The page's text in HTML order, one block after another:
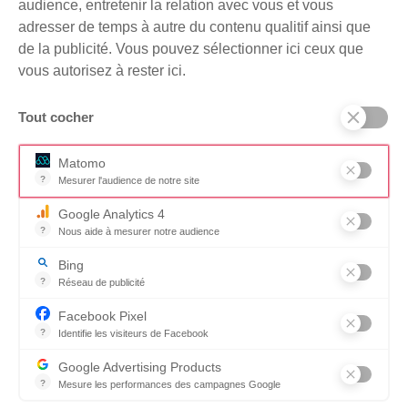
audience, entretenir la relation avec vous et vous
adresser de temps à autre du contenu qualitif ainsi que
de la publicité. Vous pouvez sélectionner ici ceux que
vous autorisez à rester ici.
Tout cocher
?
Matomo
Mesurer l'audience de notre site
Outil analytique (alternative à Google Analytics) collectant des
?
Google Analytics 4
Nous aide à mesurer notre audience
?
Bing
Réseau de publicité
?
Facebook Pixel
Identifie les visiteurs de Facebook
?
Google Advertising Products
Mesure les performances des campagnes Google
Documents
SUIVEZ-NOUS SUR
Je m'inscris à la
newsletter
JE FAIS UN
Contactez-nous
Politique de confidentialité